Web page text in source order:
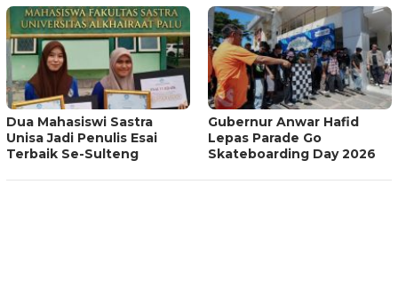
Dua Mahasiswi Sastra
Unisa Jadi Penulis Esai
Terbaik Se-Sulteng
Gubernur Anwar Hafid
Lepas Parade Go
Skateboarding Day 2026